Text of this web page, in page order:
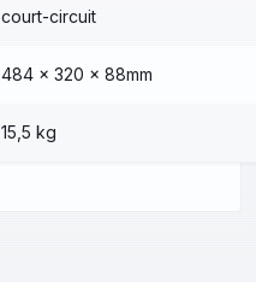
court-circuit
484 x 320 x 88mm
15,5 kg